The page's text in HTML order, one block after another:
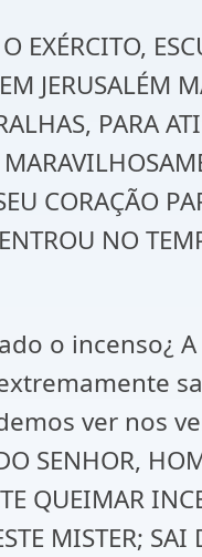
JERUSALÉM
PARA
CORAÇÃO
NO
o incenso¿
ver nos
SENHOR,
QUEIMAR
MISTER;